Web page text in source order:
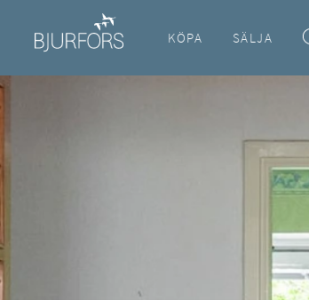
KÖPA SÄLJA